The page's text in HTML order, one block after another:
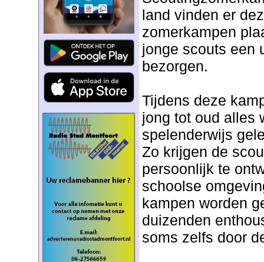
land vinden er
zomerkampen
jonge scouts een
bezorgen.
Tijdens deze
jong tot oud alles
spelenderwijs
Zo krijgen de
persoonlijk te
schoolse
kampen worden
duizenden
soms zelfs door